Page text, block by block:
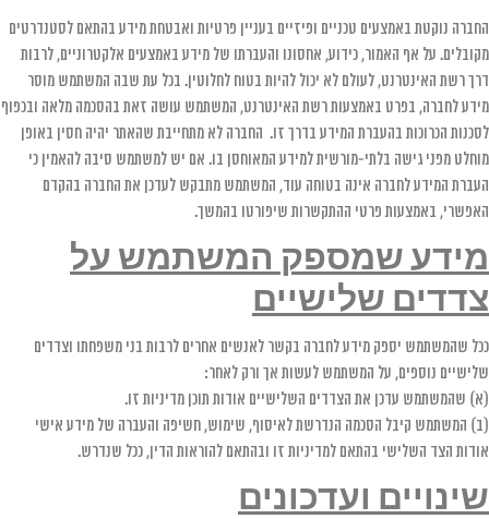
החברה נוקטת באמצעים טכניים ופיזיים בעניין פרטיות ואבטחת מידע בהתאם לסטנדרטים
מקובלים. על אף האמור, כידוע, אחסונו והעברתו של מידע באמצעים אלקטרוניים, לרבות
דרך רשת האינטרנט, לעולם לא יכול להיות בטוח לחלוטין. בכל עת שבה המשתמש מוסר
מידע לחברה, בפרט באמצעות רשת האינטרנט, המשתמש עושה זאת בהסכמה מלאה ובכפוף
לסכנות הכרוכות בהעברת המידע בדרך זו. החברה לא מתחייבת שהאתר יהיה חסין באופן
מוחלט מפני גישה בלתי-מורשית למידע המאוחסן בו. אם יש למשתמש סיבה להאמין כי
העברת המידע לחברה אינה בטוחה עוד, המשתמש מתבקש לעדכן את החברה בהקדם
האפשרי, באמצעות פרטי ההתקשרות שיפורטו בהמשך.
מידע שמספק המשתמש על
צדדים שלישיים
ככל שהמשתמש יספק מידע לחברה בקשר לאנשים אחרים לרבות בני משפחתו וצדדים
שלישיים נוספים, על המשתמש לעשות אך ורק לאחר:
(א) שהמשתמש עדכן את הצדדים השלישיים אודות תוכן מדיניות זו.
(ב) המשתמש קיבל הסכמה הנדרשת לאיסוף, שימוש, חשיפה והעברה של מידע אישי
אודות הצד השלישי בהתאם למדיניות זו ובהתאם להוראות הדין, ככל שנדרש.
שינויים ועדכונים